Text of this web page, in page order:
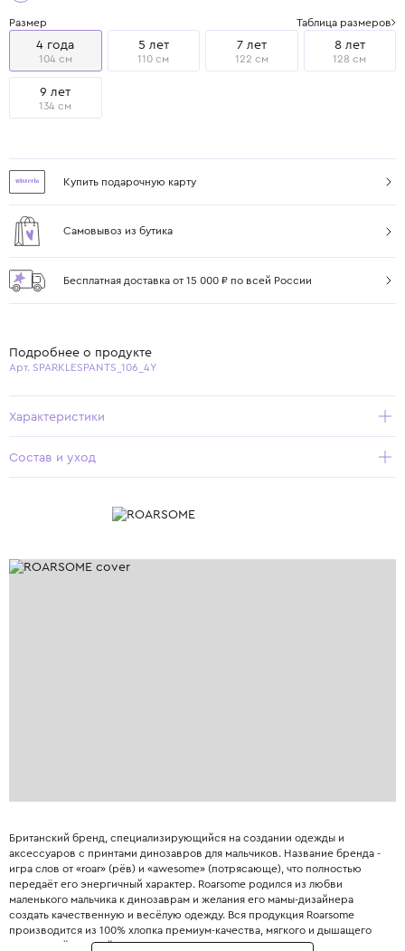
Размер Таблица размеров
4 года
104 см
5 лет
110 см
7 лет
122 см
8 лет
128 см
9 лет
134 см
Купить подарочную карту
Самовывоз из бутика
Бесплатная доставка от 15 000 ₽ по всей России
Подробнее о продукте
Арт. SPARKLESPANTS_106_4Y
Характеристики
Состав и уход
Британский бренд, специализирующийся на создании одежды и
аксессуаров с принтами динозавров для мальчиков. Название бренда -
игра слов от «roar» (рёв) и «awesome» (потрясающе), что полностью
передаёт его энергичный характер. Roarsome родился из любви
маленького мальчика к динозаврам и желания его мамы-дизайнера
создать качественную и весёлую одежду. Вся продукция Roarsome
производится из 100% хлопка премиум-качества, мягкого и дышащего
для нежной детской кожи. Узоры на тканях создаются вручную